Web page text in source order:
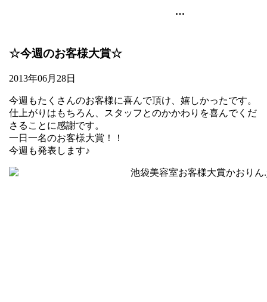
池袋の美容室・美容院のart-noise
☆今週のお客様大賞☆
2013年06月28日
今週もたくさんのお客様に喜んで頂け、嬉しかったです。
仕上がりはもちろん、スタッフとのかかわりを喜んでくだ
さることに感謝です。
一日一名のお客様大賞！！
今週も発表します♪